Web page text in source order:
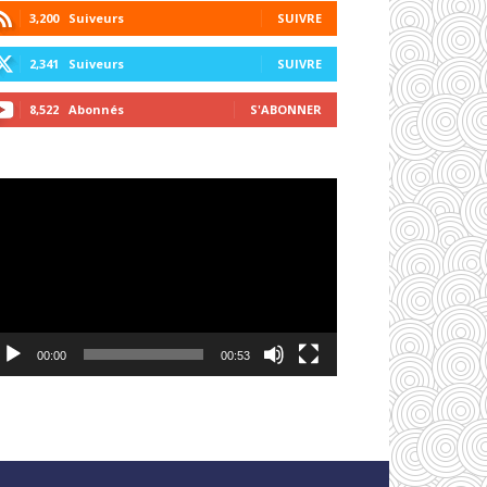
3,200 Suiveurs SUIVRE
2,341 Suiveurs SUIVRE
8,522 Abonnés S'ABONNER
00:00 00:53